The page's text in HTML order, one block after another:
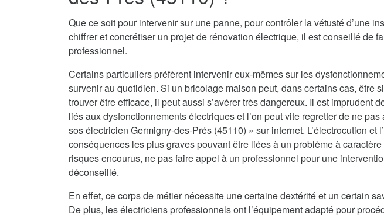
Que ce soit pour intervenir sur une panne, pour contrôler la vétusté d’une
chiffrer et concrétiser un projet de rénovation électrique, il est conseillé de
professionnel.
Certains particuliers préfèrent intervenir eux-mêmes sur les
survenir au quotidien. Si un bricolage maison peut, dans certains cas, être
trouver être efficace, il peut aussi s’avérer très dangereux. Il est imprudent
liés aux dysfonctionnements électriques et l’on peut vite regretter de ne
sos électricien Germigny-des-Prés (45110) » sur internet. L’électrocution et
conséquences les plus graves pouvant être liées à un problème à
risques encourus, ne pas faire appel à un professionnel pour une
déconseillé.
En effet, ce corps de métier nécessite une certaine dextérité et un certain
De plus, les électriciens professionnels ont l’équipement adapté pour